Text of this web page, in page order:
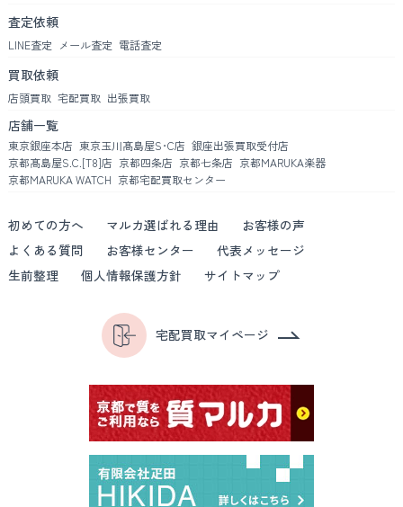
査定依頼
LINE査定 メール査定 電話査定
買取依頼
店頭買取 宅配買取 出張買取
店舗一覧
東京銀座本店 東京玉川髙島屋S･C店 銀座出張買取受付店
京都髙島屋S.C.[T8]店 京都四条店 京都七条店 京都MARUKA楽器
京都MARUKA WATCH 京都宅配買取センター
初めての方へ マルカ選ばれる理由
お客様の声
よくある質問
お客様センター
代表メッセージ
生前整理
個人情報保護方針 サイトマップ
宅配買取マイページ